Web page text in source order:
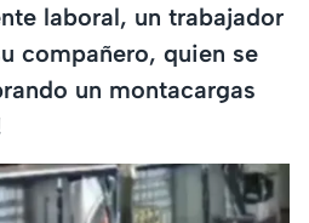
laboral, un trabajador
compañero, quien se
un montacargas